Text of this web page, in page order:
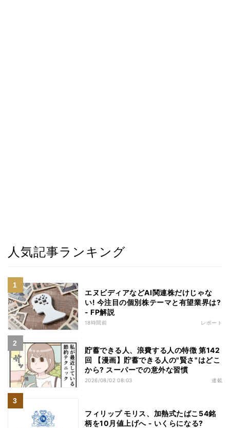
人気記事ランキング
エヌビディアなどAI関連株だけじゃな
い! 今注目の個別株テーマと有望業界は?
- FP解説
18時間前 レポート
貯蓄できる人、浪費する人の特徴 第142
回 【漫画】貯蓄できる人の"賢さ"はどこ
から? スーパーでの意外な習慣
2026/08/02 08:03 連載
フィリップ モリス、加熱式たばこ54銘
柄を10月値上げへ - いくらになる?